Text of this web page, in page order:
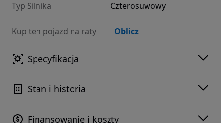
Typ Silnika Czterosuwowy
Kup ten pojazd na raty Oblicz
Specyfikacja
Stan i historia
Finansowanie i koszty